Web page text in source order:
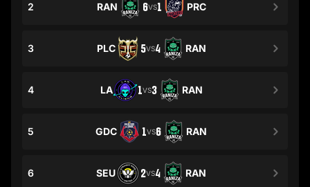
2 RAN 6VS1 PRC
3 PLC 5VS4 RAN
4 LA 1VS3 RAN
5 GDC 1VS6 RAN
6 SEU 2VS4 RAN